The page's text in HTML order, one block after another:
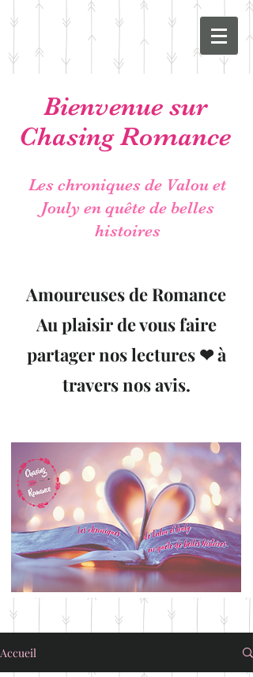
Bienvenue sur
Chasing Romance
Les chroniques de Valou et
Jouly en quête de belles
histoires
Amoureuses de Romance
Au plaisir de vous faire
partager nos lectures ❤ à
travers nos avis.
Accueil